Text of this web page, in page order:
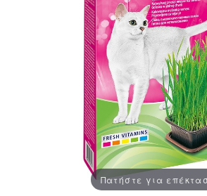
Πατήστε για